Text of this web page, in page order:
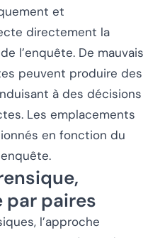
et
directement la
l’enquête. De mauvais
peuvent produire des
à des décisions
Les emplacements
en fonction du
par paires
l’approche